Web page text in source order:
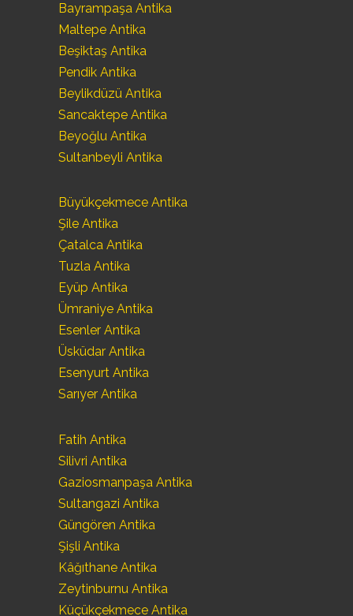
Bayrampaşa Antika
Maltepe Antika
Beşiktaş Antika
Pendik Antika
Beylikdüzü Antika
Sancaktepe Antika
Beyoğlu Antika
Sultanbeyli Antika
Büyükçekmece Antika
Şile Antika
Çatalca Antika
Tuzla Antika
Eyüp Antika
Ümraniye Antika
Esenler Antika
Üsküdar Antika
Esenyurt Antika
Sarıyer Antika
Fatih Antika
Silivri Antika
Gaziosmanpaşa Antika
Sultangazi Antika
Güngören Antika
Şişli Antika
Kâğıthane Antika
Zeytinburnu Antika
Küçükçekmece Antika